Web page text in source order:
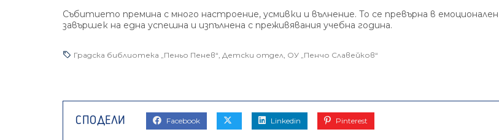
Събитието премина с много настроение, усмивки и вълнение. То се превърна в емоционален
завършек на една успешна и изпълнена с преживявания учебна година.
Градска библиотека „Пеньо Пенев“ Детски отдел ОУ „Пенчо Славейков“
Facebook Linkedin Pinterest